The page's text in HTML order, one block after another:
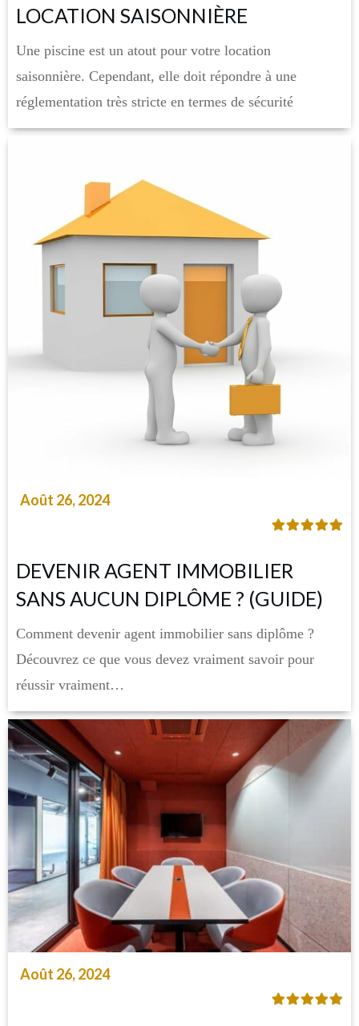
LOCATION SAISONNIÈRE
Une piscine est un atout pour votre location
saisonnière. Cependant, elle doit répondre à une
réglementation très stricte en termes de sécurité
Août 26, 2024
DEVENIR AGENT IMMOBILIER
SANS AUCUN DIPLÔME ? (GUIDE)
Comment devenir agent immobilier sans diplôme ?
Découvrez ce que vous devez vraiment savoir pour
réussir vraiment…
Août 26, 2024